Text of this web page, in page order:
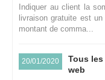
Indiquer au client la
livraison gratuite est
montant de comma...
20/01/2020
Tous
web